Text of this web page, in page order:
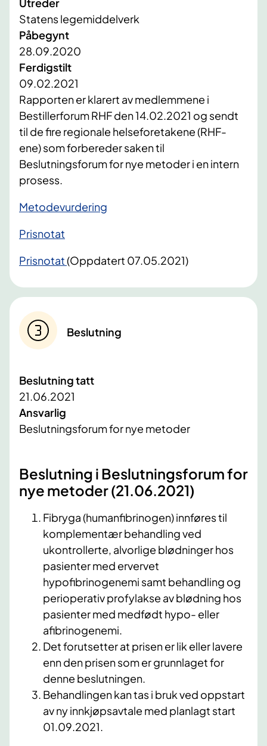
Statens legemiddelverk
Påbegynt
28.09.2020
Ferdigstilt
09.02.2021
​​Rapporten er klarert av medlemmene i
Bestillerforum RHF den 14.02.2021 og sendt
til de fire regionale helseforetakene (RHF-
ene) som forbereder saken til
Beslutningsforum for nye metoder i en intern
prosess.
Metodevurdering
Prisnotat
Prisnotat(Oppdatert 07.05.2021)
Beslutning
Beslutning tatt
21.06.2021
Ansvarlig
Beslutningsforum for nye metoder
​Beslutning i Beslutningsforum for
nye metoder (21.06.2021)​
Fibryga (humanfibrinogen) innføres til
komplementær behandling ved
ukontrollerte, alvorlige blødninger hos
pasienter med ervervet
hypofibrinogenemi samt behandling og
perioperativ profylakse av blødning hos
pasienter med medfødt hypo- eller
afibrinogenemi.
Det forutsetter at prisen er lik eller lavere
enn den prisen som er grunnlaget for
denne beslutningen.
Behandlingen kan tas i bruk ved oppstart
av ny innkjøpsavtale med planlagt start
01.09.2021.